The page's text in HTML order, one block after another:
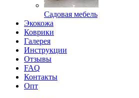
Садовая мебель
Экокожа
Коврики
Галерея
Инструкции
Отзывы
FAQ
Контакты
Опт